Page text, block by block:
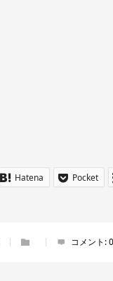
Hatena Pocket
コメント:0